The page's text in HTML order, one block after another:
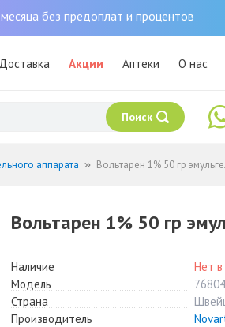
без предоплат и процентов
Доставка Акции Аптеки О нас
Поиск
аппарата Вольтарен 1% 50 гр
Вольтарен 1% 50 гр
Наличие
Нет в
Модель
Страна
Производитель